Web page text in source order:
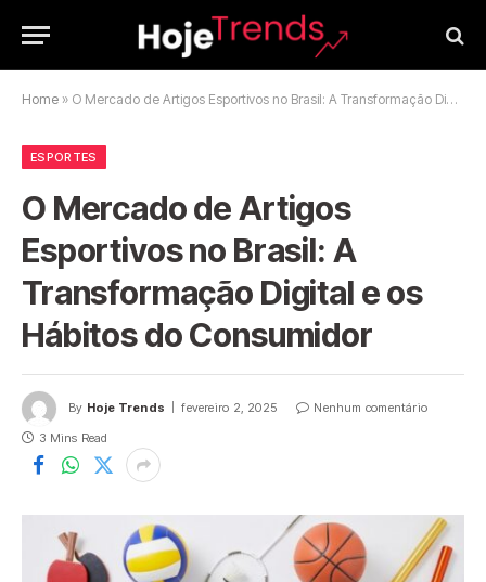
Home » O Mercado de Artigos Esportivos no Brasil: A Transformação Digital e os Hábitos do Consumidor
ESPORTES
O Mercado de Artigos
Esportivos no Brasil: A
Transformação Digital e os
Hábitos do Consumidor
By Hoje Trends fevereiro 2, 2025
Nenhum comentário
3 Mins Read